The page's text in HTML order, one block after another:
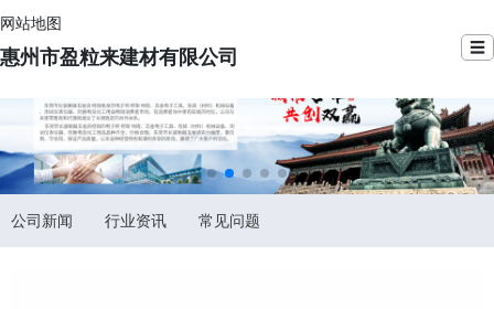
网站地图
惠州市盈粒来建材有限公司 ☰
公司新闻 行业资讯 常见问题